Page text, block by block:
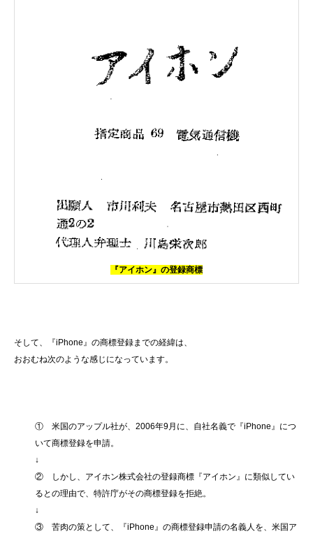
『アイホン』の登録商標
そして、『iPhone』の商標登録までの経緯は、
おおむね次のような感じになっています。
① 米国のアップル社が、2006年9月に、自社名義で『iPhone』につ
いて商標登録を申請。
↓
② しかし、アイホン株式会社の登録商標『アイホン』に類似してい
るとの理由で、特許庁がその商標登録を拒絶。
↓
③ 苦肉の策として、『iPhone』の商標登録申請の名義人を、米国ア